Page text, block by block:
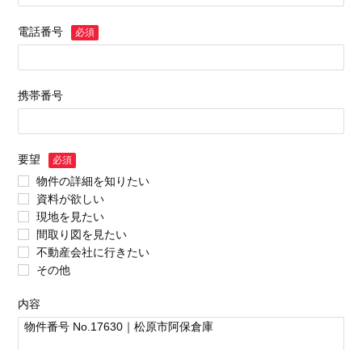
電話番号 必須
携帯番号
要望 必須
物件の詳細を知りたい
資料が欲しい
現地を見たい
間取り図を見たい
不動産会社に行きたい
その他
内容